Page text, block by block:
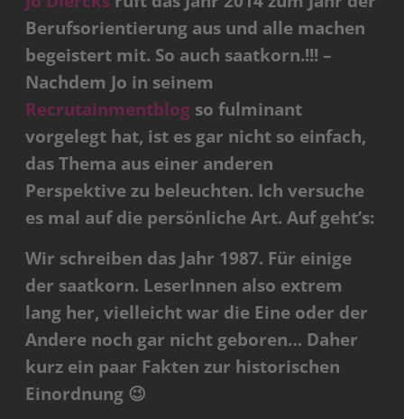
Berufsorientierung aus und alle machen
begeistert mit. So auch saatkorn.!!! –
Nachdem Jo in seinem
Recrutainmentblog so fulminant
vorgelegt hat, ist es gar nicht so einfach,
das Thema aus einer anderen
Perspektive zu beleuchten. Ich versuche
es mal auf die persönliche Art. Auf geht’s:
Wir schreiben das Jahr 1987. Für einige
der saatkorn. LeserInnen also extrem
lang her, vielleicht war die Eine oder der
Andere noch gar nicht geboren… Daher
kurz ein paar Fakten zur historischen
Einordnung 😉